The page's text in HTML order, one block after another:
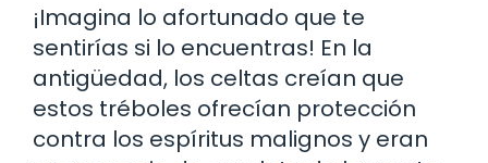
¡Imagina lo afortunado que te
sentirías si lo encuentras! En la
antigüedad, los celtas creían que
estos tréboles ofrecían protección
contra los espíritus malignos y eran